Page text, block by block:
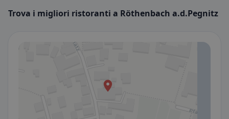
Trova i migliori ristoranti a Röthenbach a.d.Pegnitz